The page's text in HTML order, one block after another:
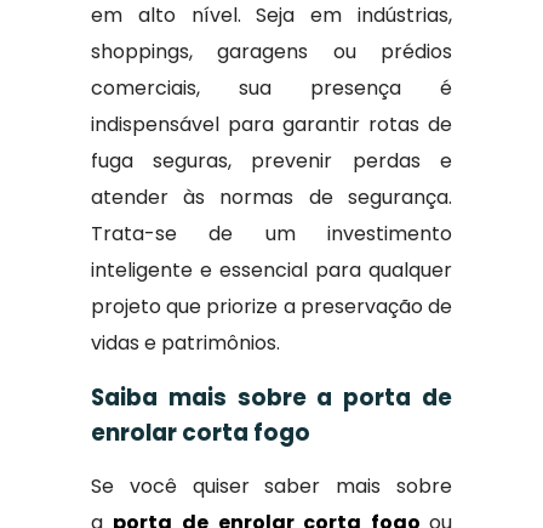
em alto nível. Seja em indústrias,
shoppings, garagens ou prédios
comerciais, sua presença é
indispensável para garantir rotas de
fuga seguras, prevenir perdas e
atender às normas de segurança.
Trata-se de um investimento
inteligente e essencial para qualquer
projeto que priorize a preservação de
vidas e patrimônios.
Saiba mais sobre a porta de
enrolar corta fogo
Se você quiser saber mais sobre